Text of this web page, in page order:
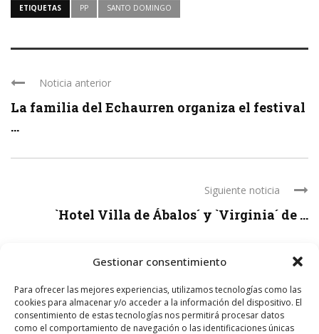
Gestionar consentimiento
Para ofrecer las mejores experiencias, utilizamos tecnologías como las
cookies para almacenar y/o acceder a la información del dispositivo. El
consentimiento de estas tecnologías nos permitirá procesar datos
como el comportamiento de navegación o las identificaciones únicas
ETIQUETAS PP SANTO DOMINGO
Noticia anterior
La familia del Echaurren organiza el festival
...
Siguiente noticia
`Hotel Villa de Ábalos´ y `Virginia´ de ...
LEAVE A REPLY